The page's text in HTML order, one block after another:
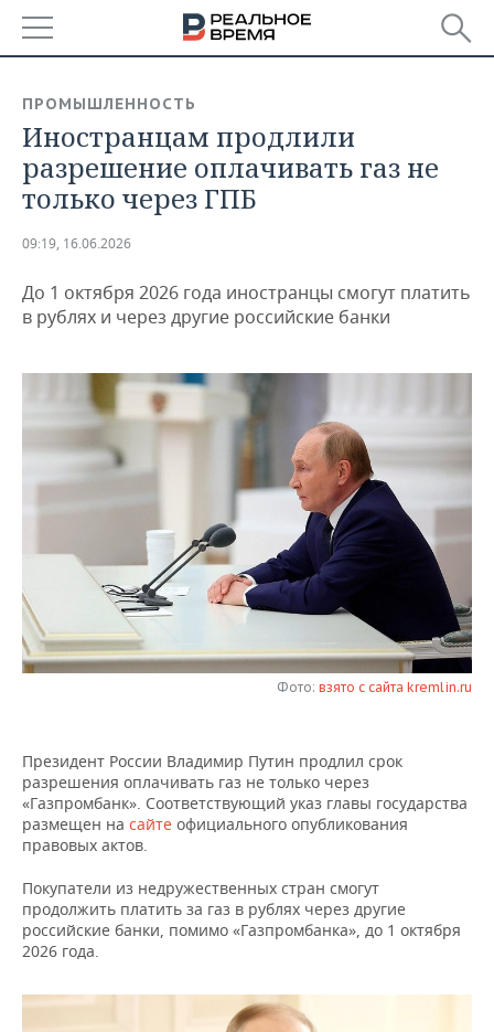
БАШКОРТОСТАН
ТАТАРСТАН
НОВОСТИ
АНАЛИТИКА
ДЕКЛАРАЦИИ О ДОХОДАХ
КОРОЛИ ГОСЗАКАЗА ПФО
ВУЗЫ ТАТАРСТАНА
КОМУ ПРИНАДЛЕЖАТ
ТОРГОВЫЕ ЦЕНТРЫ
ТАТАРСТАНА
НОВОСТИ ЭКОНОМИКИ
ФИНАНСЫ
БЮДЖЕТ
ИНВЕСТИЦИИ
ПРОМЫШЛЕННОСТЬ
НОВОСТИ
АГРОПРОМ
МАШИНОСТРОЕНИЕ
НЕФТЕХИМИЯ
НЕФТЬ
ОПК
ЭНЕРГЕТИКА
НЕДВИЖИМОСТЬ
НОВОСТИ НЕДВИЖИМОСТИ
НОВОСТИ АВТО
БИЗНЕС
НОВОСТИ БИЗНЕСА
РОЗНИЧНАЯ ТОРГОВЛЯ
ТРАНСПОРТ
УСЛУГИ
ТЕХНОЛОГИИ
НОВОСТИ ТЕХНОЛОГИЙ
МЕДИА
МЕРОПРИЯТИЯ
НОВОСТИ МЕРОПРИЯТИЙ
ВЫЕЗДНАЯ РЕДАКЦИЯ
ОТКРЫТАЯ ЛЕКЦИЯ
СПОРТ
НОВОСТИ СПОРТА
БАСКЕТБОЛ
ВОЛЕЙБОЛ
КИБЕРСПОРТ
ФИГУРНОЕ КАТАНИЕ
ВОДНЫЕ ВИДЫ СПОРТА
ОБЩЕСТВО
ИНФРАСТРУКТУРА
ИСТОРИЯ
КУЛЬТУРА
МЕДИЦИНА
ОБРАЗОВАНИЕ
СПРАВОЧНИК
СПИСОК ПЕРСОН
СПИСОК КОМПАНИЙ
ПОЛНАЯ ВЕРСИЯ
ПРОМЫШЛЕННОСТЬ
Иностранцам продлили
разрешение оплачивать газ не
только через ГПБ
09:19, 16.06.2026
До 1 октября 2026 года иностранцы смогут платить
в рублях и через другие российские банки
Фото: взято с сайта kremlin.ru
Президент России Владимир Путин продлил срок
разрешения оплачивать газ не только через
«Газпромбанк». Соответствующий указ главы государства
размещен на сайте официального опубликования
правовых актов.
Покупатели из недружественных стран смогут
продолжить платить за газ в рублях через другие
российские банки, помимо «Газпромбанка», до 1 октября
2026 года.